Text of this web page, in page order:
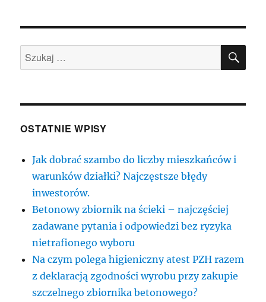
Szukaj:
OSTATNIE WPISY
Jak dobrać szambo do liczby mieszkańców i
warunków działki? Najczęstsze błędy
inwestorów.
Betonowy zbiornik na ścieki – najczęściej
zadawane pytania i odpowiedzi bez ryzyka
nietrafionego wyboru
Na czym polega higieniczny atest PZH razem
z deklaracją zgodności wyrobu przy zakupie
szczelnego zbiornika betonowego?